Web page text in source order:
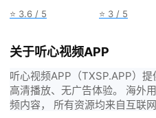
⭐ 3.6 / 5 ⭐ 3 / 5
关于听心视频APP
听心视频APP（TXSP.APP）
高清播放、无广告体验。 海外
频内容， 所有资源均来自互联网